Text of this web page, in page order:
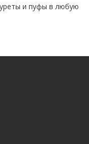
и пуфы в любую